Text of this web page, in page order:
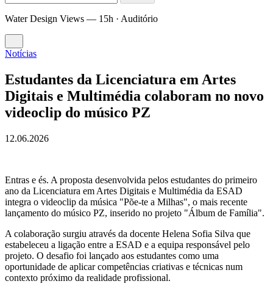
Water Design Views — 15h · Auditório
Notícias
Estudantes da Licenciatura em Artes
Digitais e Multimédia colaboram no novo
videoclip do músico PZ
12.06.2026
Entras e és. A proposta desenvolvida pelos estudantes do primeiro
ano da Licenciatura em Artes Digitais e Multimédia da ESAD
integra o videoclip da música "Põe-te a Milhas", o mais recente
lançamento do músico PZ, inserido no projeto "Álbum de Família".
A colaboração surgiu através da docente Helena Sofia Silva que
estabeleceu a ligação entre a ESAD e a equipa responsável pelo
projeto. O desafio foi lançado aos estudantes como uma
oportunidade de aplicar competências criativas e técnicas num
contexto próximo da realidade profissional.